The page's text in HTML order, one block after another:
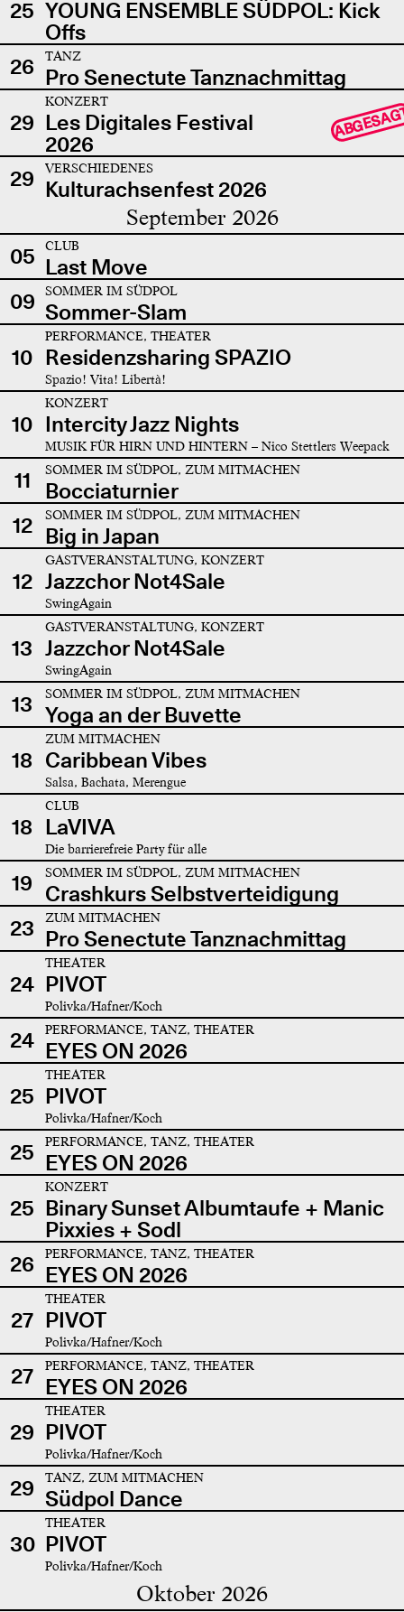
25 YOUNG ENSEMBLE SÜDPOL: Kick
Offs
26
TANZ
Pro Senectute Tanznachmittag
29
KONZERT
Les Digitales Festival
2026
29 VERSCHIEDENES
Kulturachsenfest 2026
September 2026
05 CLUB
Last Move
09
SOMMER IM SÜDPOL
Sommer-Slam
10
PERFORMANCE, THEATER
Residenzsharing SPAZIO
Spazio! Vita! Libertà!
10
KONZERT
Intercity Jazz Nights
MUSIK FÜR HIRN UND HINTERN – Nico Stettlers Weepack
11 SOMMER IM SÜDPOL, ZUM MITMACHEN
Bocciaturnier
12
SOMMER IM SÜDPOL, ZUM MITMACHEN
Big in Japan
12
GASTVERANSTALTUNG, KONZERT
Jazzchor Not4Sale
SwingAgain
13
GASTVERANSTALTUNG, KONZERT
Jazzchor Not4Sale
SwingAgain
13 SOMMER IM SÜDPOL, ZUM MITMACHEN
Yoga an der Buvette
18
ZUM MITMACHEN
Caribbean Vibes
Salsa, Bachata, Merengue
18
CLUB
LaVIVA
Die barrierefreie Party für alle
19 SOMMER IM SÜDPOL, ZUM MITMACHEN
Crashkurs Selbstverteidigung
23
ZUM MITMACHEN
Pro Senectute Tanznachmittag
24
THEATER
PIVOT
Polivka/Hafner/Koch
24 PERFORMANCE, TANZ, THEATER
EYES ON 2026
25
THEATER
PIVOT
Polivka/Hafner/Koch
25 PERFORMANCE, TANZ, THEATER
EYES ON 2026
25
KONZERT
Binary Sunset Albumtaufe + Manic
Pixxies + Sodl
26
PERFORMANCE, TANZ, THEATER
EYES ON 2026
27
THEATER
PIVOT
Polivka/Hafner/Koch
27 PERFORMANCE, TANZ, THEATER
EYES ON 2026
29
THEATER
PIVOT
Polivka/Hafner/Koch
29 TANZ, ZUM MITMACHEN
Südpol Dance
30
THEATER
PIVOT
Polivka/Hafner/Koch
Oktober 2026